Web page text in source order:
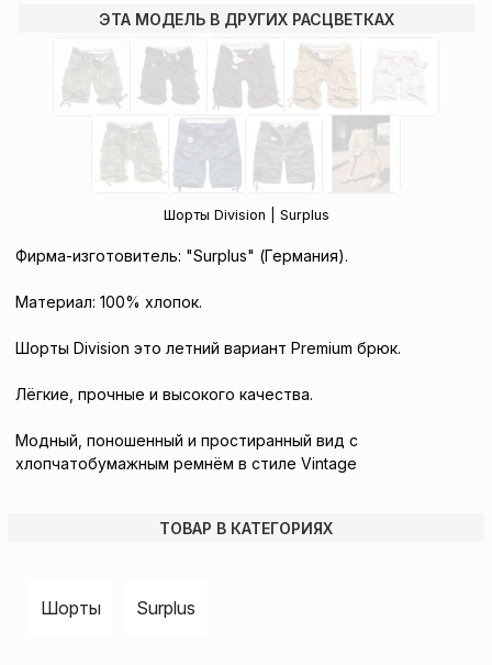
ЭТА МОДЕЛЬ В ДРУГИХ РАСЦВЕТКАХ
Шорты Division | Surplus
Фирма-изготовитель: "Surplus" (Германия).
Материал: 100% хлопок.
Шорты Division это летний вариант Premium брюк.
Лёгкие, прочные и высокого качества.
Модный, поношенный и простиранный вид с
хлопчатобумажным ремнём в стиле Vintage
ТОВАР В КАТЕГОРИЯХ
Шорты Surplus